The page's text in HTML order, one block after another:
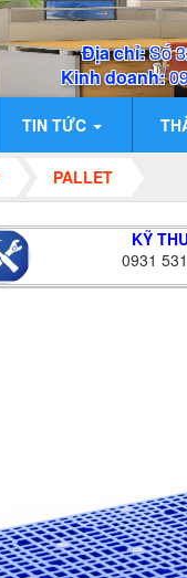
Địa chỉ:Số
Kinh doanh:
TIN TỨC
PALLET
KỸ
0931